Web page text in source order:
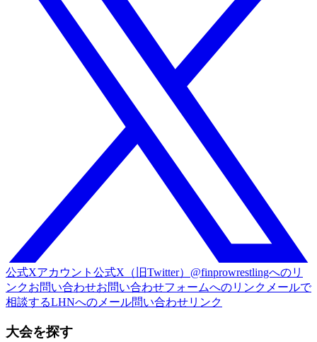
公式Xアカウント 公式X（旧Twitter）@finprowrestlingへのリ
ンクお問い合わせお問い合わせフォームへのリンク メールで
相談するLHNへのメール問い合わせリンク
大会を探す